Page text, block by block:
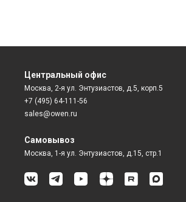
Центральный офис
Москва, 2-я ул. Энтузиастов, д.5, корп.5
+7 (495) 64-111-56
sales@owen.ru
Самовывоз
Москва, 1-я ул. Энтузиастов, д.15, стр.1